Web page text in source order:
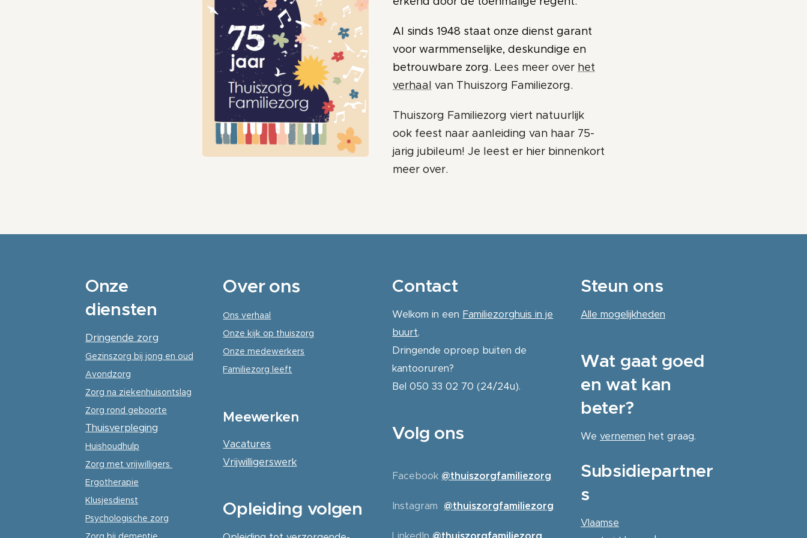
Al sinds 1948 staat onze dienst garant
voor warmmenselijke, deskundige en
betrouwbare zorg. Lees meer over het
verhaal van Thuiszorg Familiezorg.
Thuiszorg Familiezorg viert natuurlijk
ook feest naar aanleiding van haar 75-
jarig jubileum! Je leest er hier binnenkort
meer over.
Onze
diensten
Dringende zorg
Gezinszorg bij jong en oud
Avondzorg
Zorg na ziekenhuisontslag
Zorg rond geboorte
Thuisverpleging
Huishoudhulp
Zorg met vrijwilligers
Ergotherapie
Klusjesdienst
Psychologische zorg
Over ons
Ons verhaal
Onze kijk op thuiszorg
Onze medewerkers
Familiezorg leeft
Meewerken
Vacatures
Vrijwilligerswerk
Opleiding volgen
Contact
Welkom in een Familiezorghuis in je
buurt.
Dringende oproep buiten de
kantooruren?
Bel 050 33 02 70 (24/24u).
Volg ons
Facebook @thuiszorgfamiliezorg
Instagram @thuiszorgfamiliezorg
LinkedIn
Steun ons
Alle mogelijkheden
Wat gaat goed
en wat kan
beter?
We vernemen het graag.
Subsidiepartner
s
Vlaamse